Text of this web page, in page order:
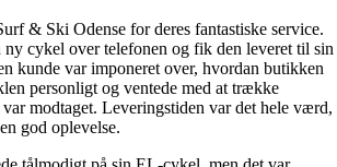
& Ski Odense for deres fantastiske service.
ny cykel over telefonen og fik den leveret til sin
kunde var imponeret over, hvordan butikken
personligt og ventede med at trække
modtaget. Leveringstiden var det hele værd,
god oplevelse.